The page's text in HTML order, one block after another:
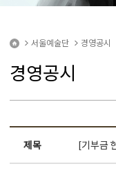
서울예술단 경영공시
경영공시
제목 [기부금